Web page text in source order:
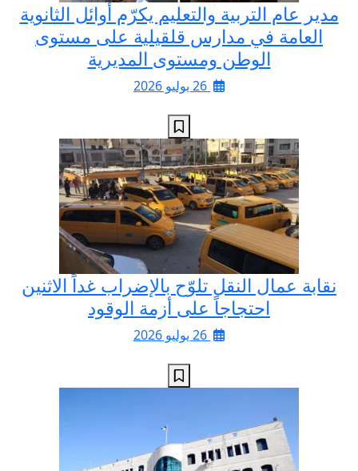
مدير عام التربية والتعليم يكرّم أوائل الثانوية
العامة في مدارس قلقيلية على مستوى
الوطن ومستوى المديرية
نقابة عمال النقل تلوّح بالإضراب غداً الاثنين
احتجاجاً على أزمة الوقود